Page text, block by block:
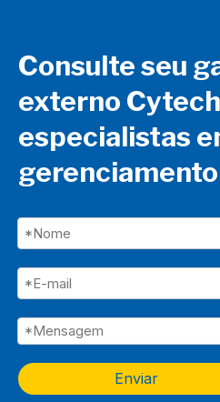
Consulte seu
externo
especialistas
Enviar